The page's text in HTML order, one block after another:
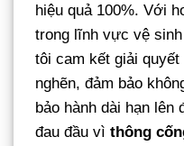
hiệu quả 100%. Với
trong lĩnh vực vệ
tôi cam kết giải
nghẽn, đảm bảo
bảo hành dài hạn lên
đau đầu vì thông